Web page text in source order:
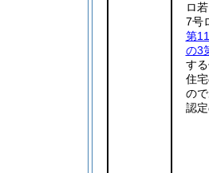
ロ
7号
第
の3
す
住
の
認